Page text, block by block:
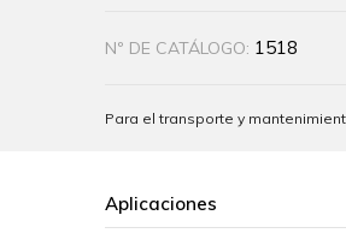
Nº DE CATÁLOGO: 1518
Para el transporte y
Aplicaciones